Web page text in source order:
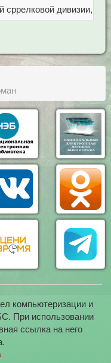
сррелковой дивизии, 114
компьютеризации и
При использовании
ссылка на него